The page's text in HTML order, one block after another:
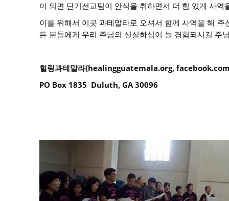
이 되면 단기선교팀이 안식을 취하면서 더 힘 있게 사
이를 위해서 이곳 과테말라로 오셔서 함께 사역을 해
든 분들에게 우리 주님의 신실하심이 늘 경험되시길 주
힐링과테말라(healingguatemala.org,
PO Box 1835 Duluth, GA 30096